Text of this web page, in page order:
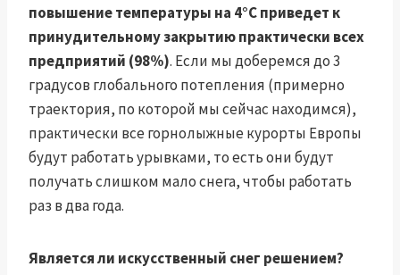
повышение температуры на 4°C приведет к
принудительному закрытию практически всех
предприятий (98%). Если мы доберемся до 3
градусов глобального потепления (примерно
траектория, по которой мы сейчас находимся),
практически все горнолыжные курорты Европы
будут работать урывками, то есть они будут
получать слишком мало снега, чтобы работать
раз в два года.
Является ли искусственный снег решением?